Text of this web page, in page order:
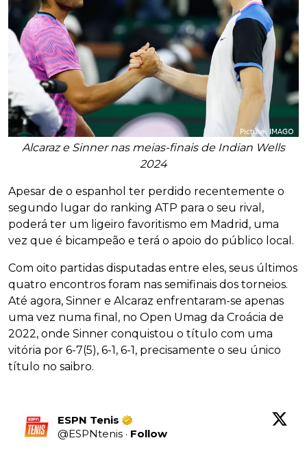
Alcaraz e Sinner nas meias-finais de Indian Wells
2024
Apesar de o espanhol ter perdido recentemente o
segundo lugar do ranking ATP para o seu rival,
poderá ter um ligeiro favoritismo em Madrid, uma
vez que é bicampeão e terá o apoio do público local.
Com oito partidas disputadas entre eles, seus últimos
quatro encontros foram nas semifinais dos torneios.
Até agora, Sinner e Alcaraz enfrentaram-se apenas
uma vez numa final, no Open Umag da Croácia de
2022, onde Sinner conquistou o título com uma
vitória por 6-7(5), 6-1, 6-1, precisamente o seu único
título no saibro.
ESPN Tenis
@ESPNtenis · Follow